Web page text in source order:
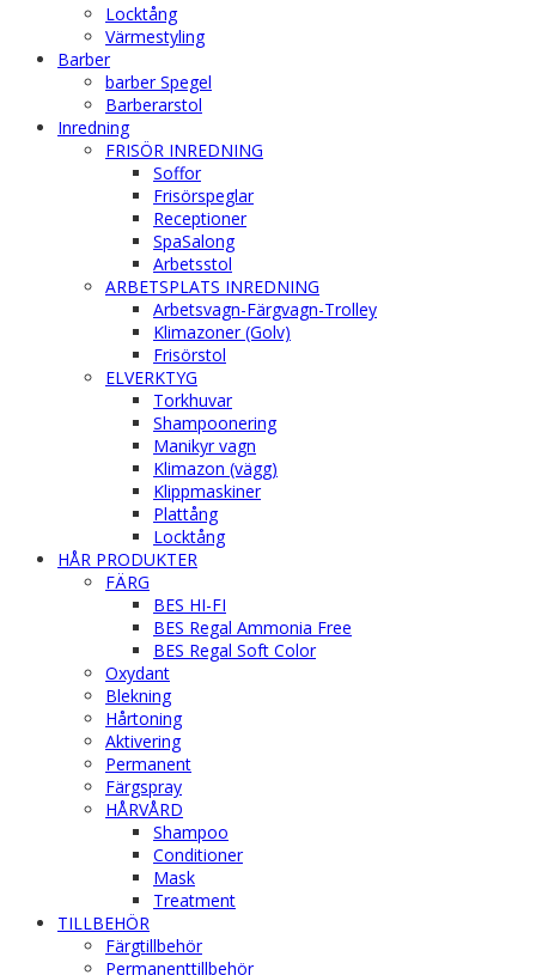
Locktång
Värmestyling
Barber
barber Spegel
Barberarstol
Inredning
FRISÖR INREDNING
Soffor
Frisörspeglar
Receptioner
SpaSalong
Arbetsstol
ARBETSPLATS INREDNING
Arbetsvagn-Färgvagn-Trolley
Klimazoner (Golv)
Frisörstol
ELVERKTYG
Torkhuvar
Shampoonering
Manikyr vagn
Klimazon (vägg)
Klippmaskiner
Plattång
Locktång
HÅR PRODUKTER
FÄRG
BES HI-FI
BES Regal Ammonia Free
BES Regal Soft Color
Oxydant
Blekning
Hårtoning
Aktivering
Permanent
Färgspray
HÅRVÅRD
Shampoo
Conditioner
Mask
Treatment
TILLBEHÖR
Färgtillbehör
Permanenttillbehör